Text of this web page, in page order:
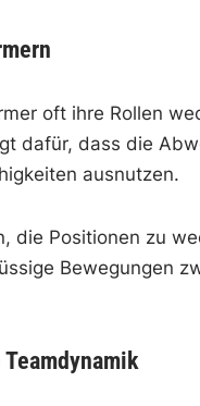
oft ihre Rollen
dafür, dass die
ausnutzen.
die Positionen zu
Bewegungen